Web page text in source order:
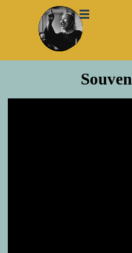
Aller au contenu
Sauter le